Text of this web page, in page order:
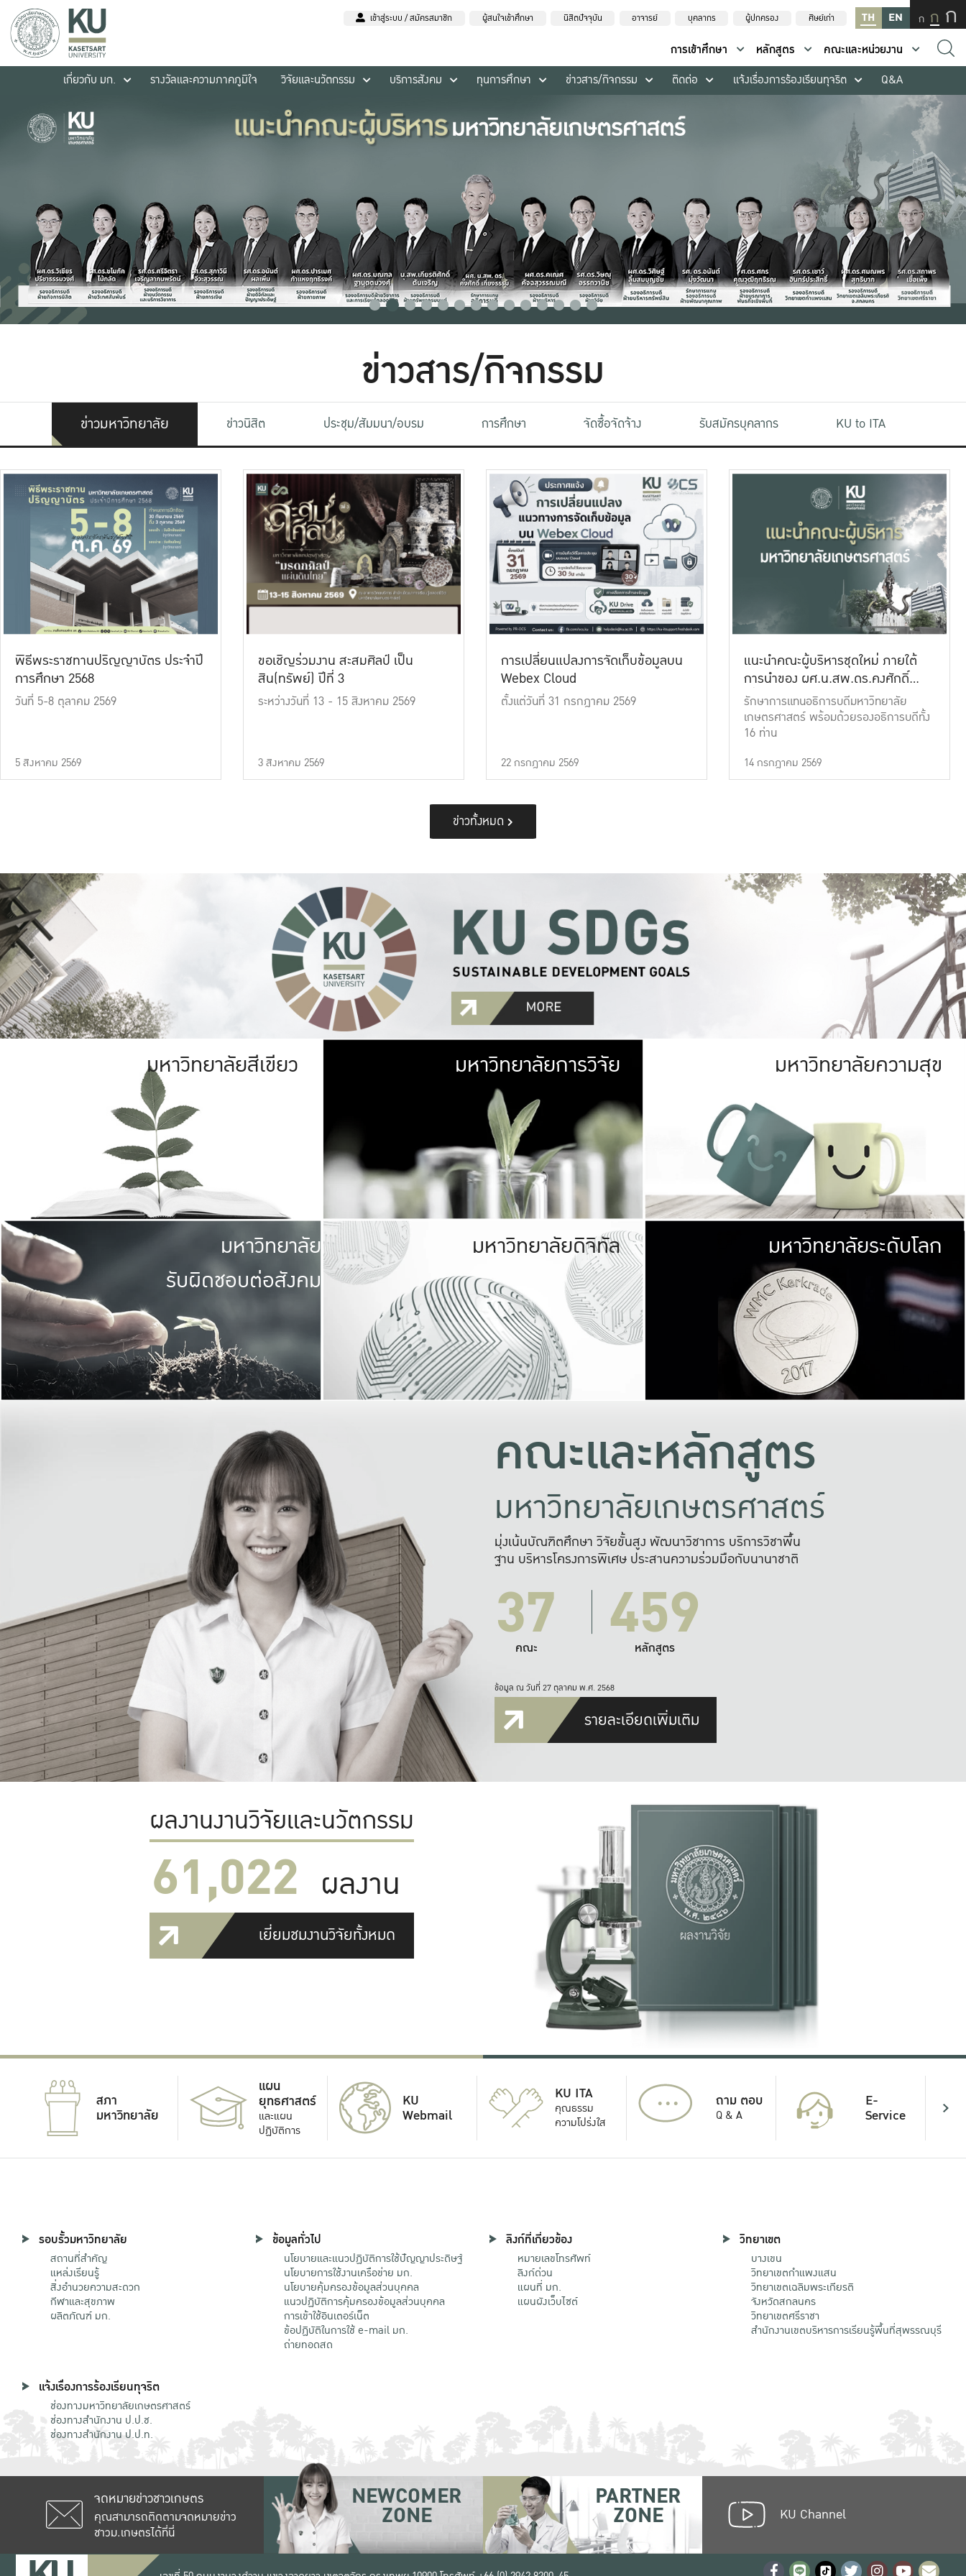
เข้าสู่ระบบ / สมัครสมาชิก ผู้สนใจเข้าศึกษา นิสิตปัจจุบัน อาจารย์ บุคลากร ผู้ปกครอง ศิษย์เก่า TH EN ก ก ก
การเข้าศึกษา หลักสูตร
คณะและหน่วยงาน
เกี่ยวกับ มก.
รางวัลและความภาคภูมิใจ วิจัยและนวัตกรรม บริการสังคม ทุนการศึกษา ข่าวสาร/กิจกรรม ติดต่อ แจ้งเรื่องการร้องเรียนทุจริต Q&A
ข่าวสาร/กิจกรรม
ข่าวมหาวิทยาลัย ข่าวนิสิต ประชุม/สัมมนา/อบรม การศึกษา จัดซื้อจัดจ้าง รับสมัครบุคลากร KU to ITA
พิธีพระราชทานปริญญาบัตร ประจำปี
การศึกษา 2568
วันที่ 5-8 ตุลาคม 2569
5 สิงหาคม 2569
ขอเชิญร่วมงาน สะสมศิลป์ เป็น
สิน(ทรัพย์) ปีที่ 3
ระหว่างวันที่ 13 - 15 สิงหาคม 2569
3 สิงหาคม 2569
การเปลี่ยนแปลงการจัดเก็บข้อมูลบน
Webex Cloud
ตั้งแต่วันที่ 31 กรกฎาคม 2569
22 กรกฎาคม 2569
แนะนำคณะผู้บริหารชุดใหม่ ภายใต้
การนำของ ผศ.น.สพ.ดร.คงศักดิ์
เที่ยงธรรม
รักษาการแทนอธิการบดีมหาวิทยาลัย
เกษตรศาสตร์ พร้อมด้วยรองอธิการบดีทั้ง
16 ท่าน
14 กรกฎาคม 2569
ข่าวทั้งหมด
มหาวิทยาลัยสีเขียว มหาวิทยาลัย
เกษตรศาสตร์ มีพื้นที่เขียวสดใส หนาแน่น
เป็นป่าในเมือง (URBAN FOREST)
เกษตรในเมือง (URBAN AGRICULTURE)
ที่นับรวมกันได้ประมาณ 1,400 ไร่
มหาวิทยาลัยการวิจัย มหาวิทยาลัย
ให้กับประชาชน
มหาวิทยาลัยความสุข
มหาวิทยาลัย
รับผิดชอบต่อสังคม
มหาวิทยาลัยรับผิดชอบต่อสังคม
ร่วมมือกับชุมชน เพื่อความกินดีอยู่ดี
และความสุขอย่างยั่งยืน
มองปัญหาในภาพกว้าง
แก้ไขจากปัญหาจุดเล็กๆ
มหาวิทยาลัยดิจิทัล มหาวิทยา
พร้อมที่จ
และผลักดันในการใช้ระบบส
เพื่อการทำงานแ
มหาวิทยาลัยระดับโลก
คณะและหลักสูตร
มหาวิทยาลัยเกษตรศาสตร์
มุ่งเน้นบัณฑิตศึกษา วิจัยขั้นสูง พัฒนาวิชาการ บริการวิชาพื้น
ฐาน บริหารโครงการพิเศษ ประสานความร่วมมือกับนานาชาติ
37
คณะ 459
หลักสูตร
ข้อมูล ณ วันที่ 27 ตุลาคม พ.ศ. 2568
รายละเอียดเพิ่มเติม
ผลงานงานวิจัยและนวัตกรรม
61,022 ผลงาน
เยี่ยมชมงานวิจัยทั้งหมด
สภา
มหาวิทยาลัย
แผน
ยุทธศาสตร์
และแผน
ปฏิบัติการ
KU
Webmail
KU ITA
คุณธรรม
ความโปร่งใส
... ถาม ตอบ
Q & A
E-
Service
รอบรั้วมหาวิทยาลัย
สถานที่สำคัญ
แหล่งเรียนรู้
สิ่งอำนวยความสะดวก
กีฬาและสุขภาพ
ผลิตภัณฑ์ มก.
ข้อมูลทั่วไป
นโยบายและแนวปฏิบัติการใช้ปัญญาประดิษฐ์
นโยบายการใช้งานเครือข่าย มก.
นโยบายคุ้มครองข้อมูลส่วนบุคคล
แนวปฏิบัติการคุ้มครองข้อมูลส่วนบุคคล
การเข้าใช้อินเตอร์เน็ต
ข้อปฏิบัติในการใช้ e-mail มก.
ถ่ายทอดสด
ลิงก์ที่เกี่ยวข้อง
หมายเลขโทรศัพท์
ลิงก์ด่วน
แผนที่ มก.
แผนผังเว็บไซต์
วิทยาเขต
บางเขน
วิทยาเขตกําแพงแสน
วิทยาเขตเฉลิมพระเกียรติ
จังหวัดสกลนคร
วิทยาเขตศรีราชา
สำนักงานเขตบริหารการเรียนรู้พื้นที่สุพรรณบุรี
แจ้งเรื่องการร้องเรียนทุจริต
ช่องทางมหาวิทยาลัยเกษตรศาสตร์
ช่องทางสำนักงาน ป.ป.ช.
ช่องทางสำนักงาน ป.ป.ท.
จดหมายข่าวชาวเกษตร
คุณสามารถติดตามจดหมายข่าว
ชาวม.เกษตรได้ที่นี่
NEWCOMER
ZONE
PARTNER
ZONE KU Channel